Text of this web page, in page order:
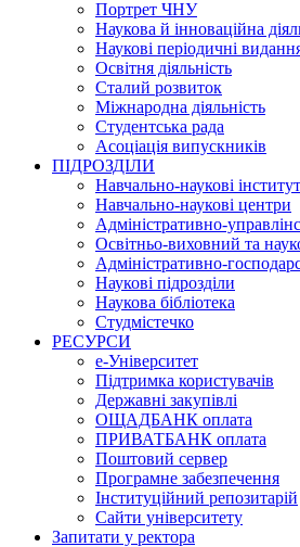
Портрет ЧНУ
Наукова й інноваційна
Наукові періодичні
Освітня діяльність
Сталий розвиток
Міжнародна діяльність
Студентська рада
Асоціація випускників
ПІДРОЗДІЛИ
Навчально-наукові
Навчально-наукові центри
Адміністративно-
Освітньо-виховний та
Адміністративно-
Наукові підрозділи
Наукова бібліотека
Студмістечко
РЕСУРСИ
е-Університет
Підтримка користувачів
Державні закупівлі
ОЩАДБАНК оплата
ПРИВАТБАНК оплата
Поштовий сервер
Програмне забезпечення
Інституційний репозитарій
Сайти університету
Запитати у ректора